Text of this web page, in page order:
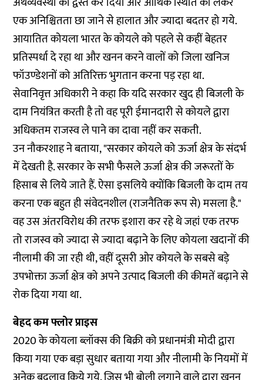
एक अनिश्चितता छा जाने से हालात और ज्यादा बदतर हो गये.
आयातित कोयला भारत के कोयले को पहले से कहीं बेहतर
प्रतिस्पर्धा दे रहा था और खनन करने वालों को जिला खनिज
फॉउण्डेशनों को अतिरिक्त भुगतान करना पड़ रहा था.
सेवानिवृत्त अधिकारी ने कहा कि यदि सरकार खुद ही बिजली के
दाम नियंत्रित करती है तो वह पूरी ईमानदारी से कोयले द्वारा
अधिकतम राजस्व ले पाने का दावा नहीं कर सकती.
उन नौकरशाह ने बताया, "सरकार कोयले को ऊर्जा क्षेत्र के संदर्भ
में देखती है. सरकार के सभी फैसले ऊर्जा क्षेत्र की जरूरतों के
हिसाब से लिये जाते हैं. ऐसा इसलिये क्योंकि बिजली के दाम तय
करना एक बहुत ही संवेदनशील (राजनैतिक रूप से) मसला है."
वह उस अंतरविरोध की तरफ इशारा कर रहे थे जहां एक तरफ
तो राजस्व को ज्यादा से ज्यादा बढ़ाने के लिए कोयला खदानों की
नीलामी की जा रही थी, वहीं दूसरी ओर कोयले के सबसे बड़े
उपभोक्ता ऊर्जा क्षेत्र को अपने उत्पाद बिजली की कीमतें बढ़ाने से
रोक दिया गया था.
बेहद कम फ्लोर प्राइस
2020 के कोयला ब्लॉक्स की बिक्री को प्रधानमंत्री मोदी द्वारा
किया गया एक बड़ा सुधार बताया गया और नीलामी के नियमों में